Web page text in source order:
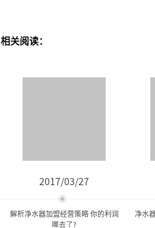
相关阅读：
2017/03/27
解析净水器加盟经营策略 你的利润
哪去了?
净水